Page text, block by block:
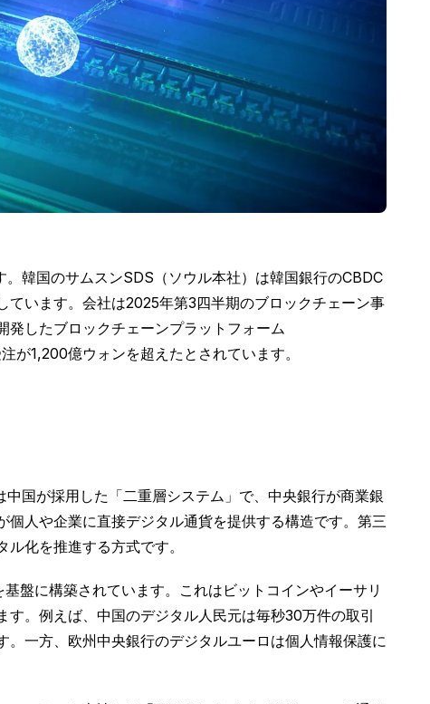
韓国のサムスンSDS（ソウル本社）は韓国銀行のCBDC
います。会社は2025年第3四半期のブロックチェーン事
したブロックチェーンプラットフォーム
が1,200億ウォンを超えたとされています。
国が採用した「二重層システム」で、中央銀行が商業銀
人や企業に直接デジタル通貨を提供する構造です。第三
化を推進する方式です。
盤に構築されています。これはビットコインやイーサリ
。例えば、中国のデジタル人民元は毎秒30万件の取引
一方、欧州中央銀行のデジタルユーロは個人情報保護に